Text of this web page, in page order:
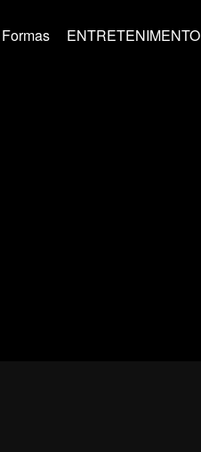
ENTRETENIMENTO